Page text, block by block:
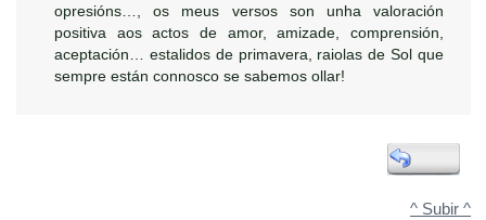
opresións…, os meus versos son unha valoración
positiva aos actos de amor, amizade, comprensión,
aceptación… estalidos de primavera, raiolas de Sol que
sempre están connosco se sabemos ollar!
^ Subir ^